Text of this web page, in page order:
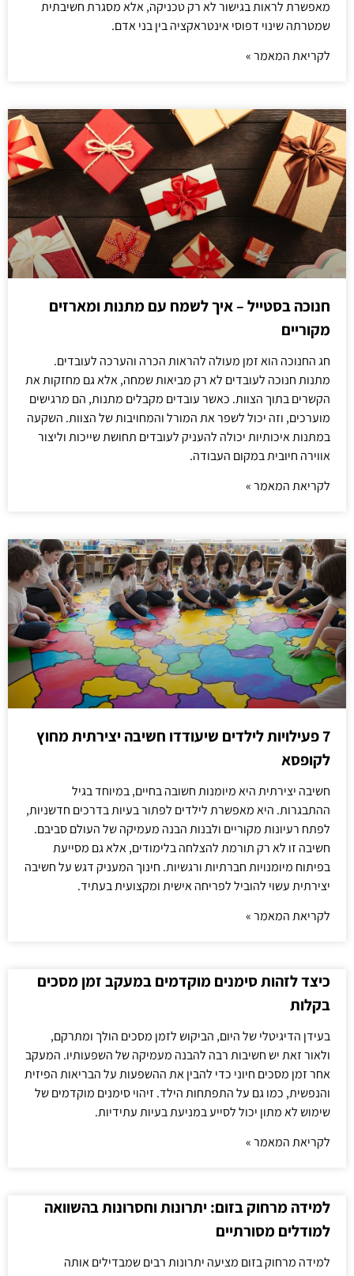
מאפשרת לראות בגישור לא רק טכניקה, אלא מסגרת חשיבתית
שמטרתה שינוי דפוסי אינטראקציה בין בני אדם.
לקריאת המאמר »
חנוכה בסטייל – איך לשמח עם מתנות ומארזים
מקוריים
חג החנוכה הוא זמן מעולה להראות הכרה והערכה לעובדים.
מתנות חנוכה לעובדים לא רק מביאות שמחה, אלא גם מחזקות את
הקשרים בתוך הצוות. כאשר עובדים מקבלים מתנות, הם מרגישים
מוערכים, וזה יכול לשפר את המורל והמחויבות של הצוות. השקעה
במתנות איכותיות יכולה להעניק לעובדים תחושת שייכות וליצור
אווירה חיובית במקום העבודה.
לקריאת המאמר »
7 פעילויות לילדים שיעודדו חשיבה יצירתית מחוץ
לקופסא
חשיבה יצירתית היא מיומנות חשובה בחיים, במיוחד בגיל
ההתבגרות. היא מאפשרת לילדים לפתור בעיות בדרכים חדשניות,
לפתח רעיונות מקוריים ולבנות הבנה מעמיקה של העולם סביבם.
חשיבה זו לא רק תורמת להצלחה בלימודים, אלא גם מסייעת
בפיתוח מיומנויות חברתיות ורגשיות. חינוך המעניק דגש על חשיבה
יצירתית עשוי להוביל לפריחה אישית ומקצועית בעתיד.
לקריאת המאמר »
כיצד לזהות סימנים מוקדמים במעקב זמן מסכים
בקלות
בעידן הדיגיטלי של היום, הביקוש לזמן מסכים הולך ומתרקם,
ולאור זאת יש חשיבות רבה להבנה מעמיקה של השפעותיו. המעקב
אחר זמן מסכים חיוני כדי להבין את ההשפעות על הבריאות הפיזית
והנפשית, כמו גם על התפתחות הילד. זיהוי סימנים מוקדמים של
שימוש לא מתון יכול לסייע במניעת בעיות עתידיות.
לקריאת המאמר »
למידה מרחוק בזום: יתרונות וחסרונות בהשוואה
למודלים מסורתיים
למידה מרחוק בזום מציעה יתרונות רבים שמבדילים אותה